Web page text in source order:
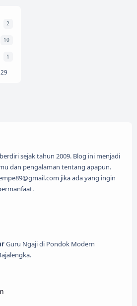
2
10
1
sejak tahun 2009. Blog ini menjadi
dan pengalaman tentang apapun.
jika ada yang ingin
Guru Ngaji di Pondok Modern